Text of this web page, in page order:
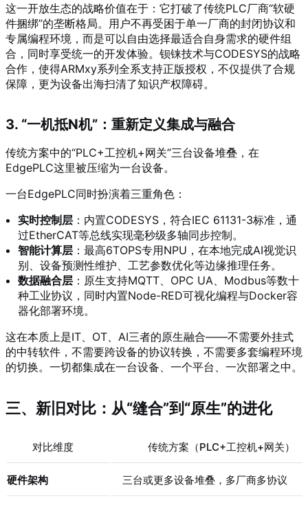
这一开放生态的战略价值在于：它打破了传统PLC厂商“软硬
件捆绑”的垄断格局。用户不再受困于单一厂商的封闭协议和
专属编程环境，而是可以自由选择最适合自身需求的硬件组
合，同时享受统一的开发体验。钡铼技术与CODESYS的战略
合作，使得ARMxy系列全系支持正版授权，不仅提供了合规
保障，更为设备出海扫清了知识产权障碍。
3. “一机抵N机”：重新定义集成与融合
传统方案中的“PLC+工控机+网关”三台设备堆叠，在
EdgePLC这里被压缩为一台设备。
一台EdgePLC同时扮演着三重角色：
实时控制层 ：内置CODESYS，符合IEC 61131-3标准，通
过EtherCAT等总线实现毫秒级多轴同步控制。
智能计算层 ：最高6TOPS专用NPU，在本地完成AI视觉识
别、设备预测性维护、工艺参数优化等边缘推理任务。
数据融合层 ：原生支持MQTT、OPC UA、Modbus等数十
种工业协议，同时内置Node-RED可视化编程与Docker容
器化部署环境。
这在本质上是IT、OT、AI三者的原生融合——不需要外挂式
的中转软件，不需要跨设备的协议转换，不需要多套编程环境
的切换。一切都集成在一台设备、一个平台、一次部署之中。
三、新旧对比：从“缝合”到“原生”的进化
对比维度 传统方案（PLC+工控机+网关）
硬件架构 三台或更多设备堆叠，多厂商多协议